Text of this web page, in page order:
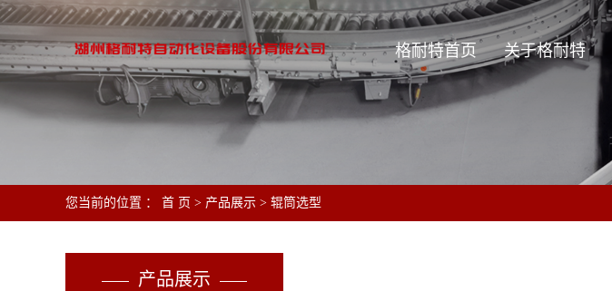
格耐特首页 关于格耐特
关于格耐特
您当前的位置 ： 首 页 > 产品展示 > 辊筒选型
产品展示